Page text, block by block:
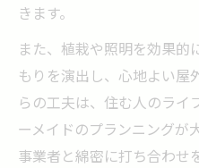
きます。
また、植栽や照明を効果的
もりを演出し、心地よい屋
らの工夫は、住む人のライ
ーメイドのプランニングが
事業者と綿密に打ち合わせ